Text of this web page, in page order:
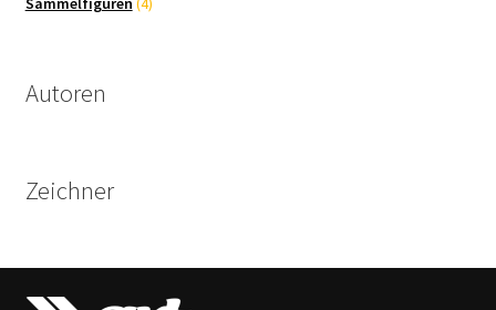
Autoren
Zeichner